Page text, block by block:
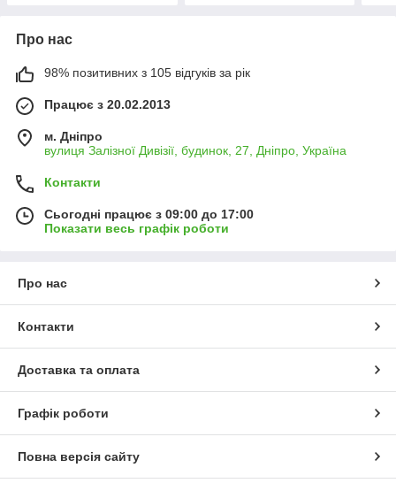
Про нас
98% позитивних з 105 відгуків за рік
Працює з 20.02.2013
м. Дніпро
вулиця Залізної Дивізії, будинок, 27, Дніпро, Україна
Контакти
Сьогодні працює з 09:00 до 17:00
Показати весь графік роботи
Про нас
Контакти
Доставка та оплата
Графік роботи
Повна версія сайту